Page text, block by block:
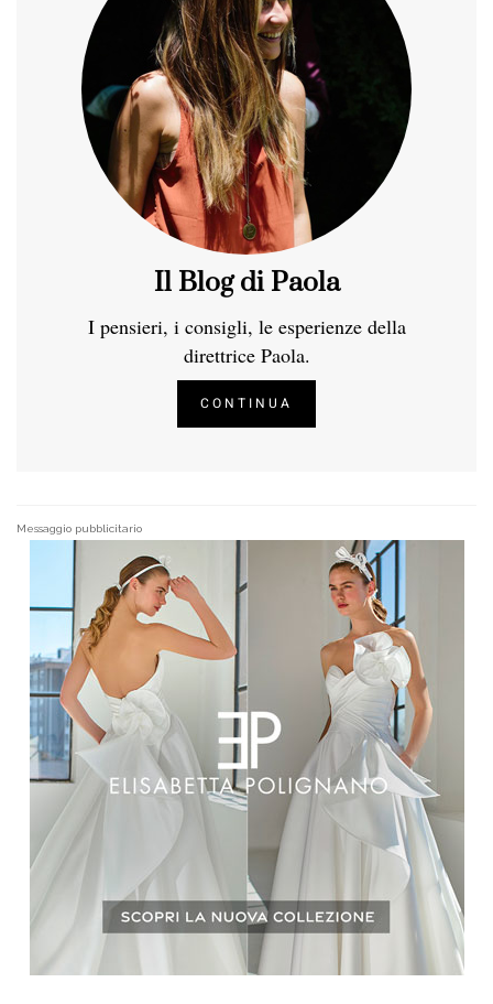
Il Blog di Paola
I pensieri, i consigli, le esperienze della
direttrice Paola.
CONTINUA
Messaggio pubblicitario